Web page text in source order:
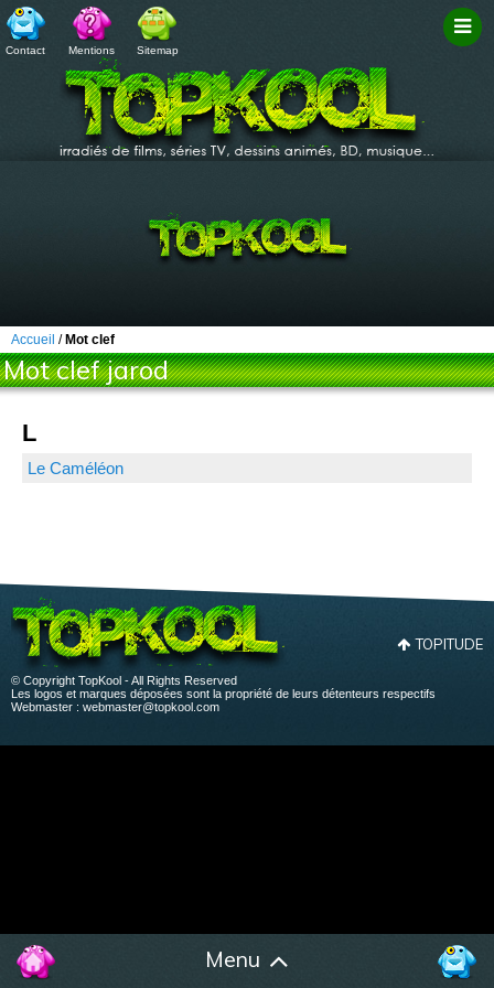
Contact Mentions Sitemap
Menu
Accueil / Mot clef
Mot clef jarod
L
Le Caméléon
TOPITUDE
© Copyright TopKool - All Rights Reserved
Les logos et marques déposées sont la propriété de leurs détenteurs respectifs
Webmaster : webmaster@topkool.com